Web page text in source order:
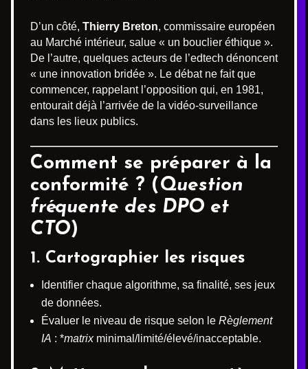
D’un côté, Thierry Breton, commissaire européen
au Marché intérieur, salue « un bouclier éthique ».
De l’autre, quelques acteurs de l’edtech dénoncent
« une innovation bridée ». Le débat ne fait que
commencer, rappelant l’opposition qui, en 1981,
entourait déjà l’arrivée de la vidéo-surveillance
dans les lieux publics.
Comment se préparer à la
conformité ? (Question
fréquente des DPO et
CTO)
1. Cartographier les risques
Identifier chaque algorithme, sa finalité, ses jeux
de données.
Évaluer le niveau de risque selon le Règlement
IA : *matrixminimal/limité/élevé/inacceptable.